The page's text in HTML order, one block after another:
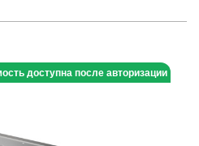
доступна после авторизации